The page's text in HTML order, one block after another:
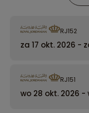
RJ152
za 17 okt. 2026 -
RJ151
wo 28 okt. 2026 -